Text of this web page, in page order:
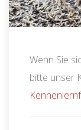
Wenn Sie
bitte unser